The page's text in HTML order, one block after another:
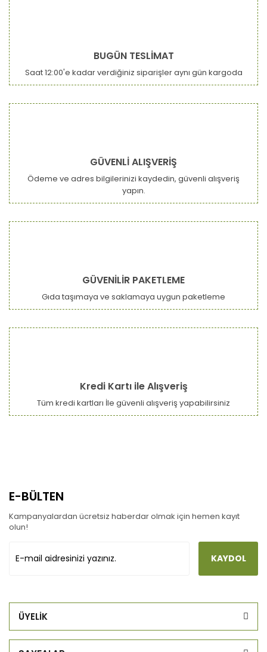
BUGÜN TESLİMAT
Saat 12:00'e kadar verdiğiniz siparişler aynı gün kargoda
GÜVENLİ ALIŞVERİŞ
Ödeme ve adres bilgilerinizi kaydedin, güvenli alışveriş
yapın.
GÜVENİLİR PAKETLEME
Gıda taşımaya ve saklamaya uygun paketleme
Kredi Kartı ile Alışveriş
Tüm kredi kartları İle güvenli alışveriş yapabilirsiniz
E-BÜLTEN
Kampanyalardan ücretsiz haberdar olmak için hemen kayıt
olun!
KAYDOL
ÜYELİK